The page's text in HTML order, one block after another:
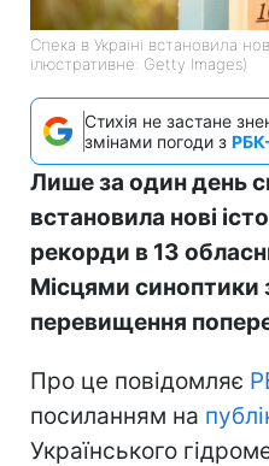
Спека в Україні встановила
ілюстративне: Getty Images)
Стихія не застане
змінами погоди з
Лише за один день
встановила нові
рекорди в 13
Місцями синоптики
перевищення
Про це повідомляє
посиланням на
Українського